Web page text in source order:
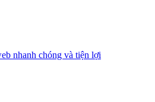
nhanh chóng và tiện lợi